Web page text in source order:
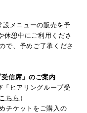
メニューの販売を予
休憩中にご利用くださ
で、予めご了承くださ
信席」のご案内
「ヒアリングループ受
ちら ）
チケットをご購入の